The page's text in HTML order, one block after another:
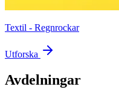
Textil - Regnrockar
Utforska
Avdelningar